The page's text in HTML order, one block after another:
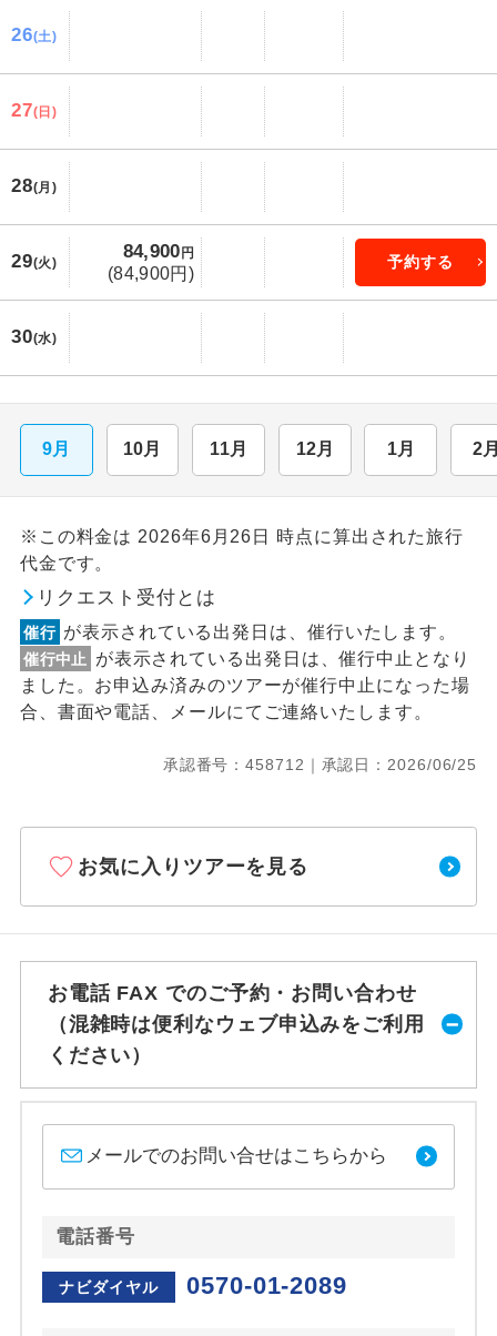
26(土)
27(日)
28(月)
29(火)
84,900 円
(84,900円)
予約する
30(水)
9月 10月 11月 12月 1月 2
※この料金は 2026年6月26日 時点に算出された旅行
代金です。
リクエスト受付とは
催行 が表示されている出発日は、催行いたします。
催行中止
が表示されている出発日は、催行中止となり
ました。お申込み済みのツアーが催行中止になった場
合、書面や電話、メールにてご連絡いたします。
承認番号：458712｜承認日：2026/06/25
お気に入りツアーを見る
お電話 FAX でのご予約・お問い合わせ
（混雑時は便利なウェブ申込みをご利用
ください）
メールでのお問い合せはこちらから
電話番号
ナビダイヤル 0570-01-2089